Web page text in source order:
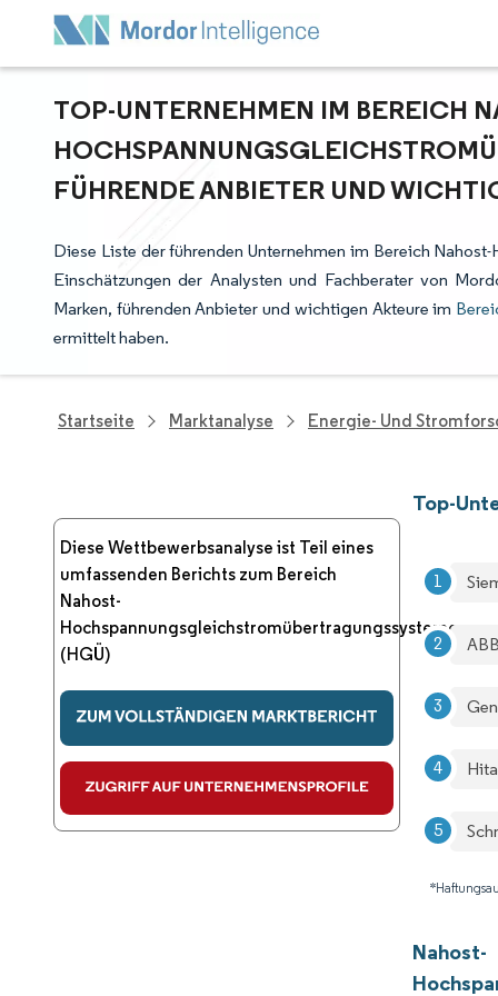
TOP-UNTERNEHMEN IM BEREICH
FÜHRENDE ANBIETER UND
Diese Liste der führenden Unternehmen im Bereich
Einschätzungen der Analysten und Fachberater von
Marken, führenden Anbieter und wichtigen Akteure im
ermittelt haben.
Startseite Marktanalyse Energie- Und
Diese Wettbewerbsanalyse ist Teil eines
umfassenden Berichts zum Bereich
Nahost-
Hochspannungsgleichstromübertragungssysteme
(HGÜ)
Top-
Nahost-